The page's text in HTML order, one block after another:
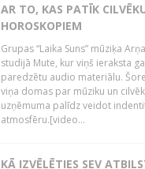
AR TO, KAS PATĪK
HOROSKOPIEM
Grupas “Laika Suns” mūziķa
studijā Mute, kur viņš ieraksta
paredzētu audio materiālu.
viņa domas par mūziku un
uzņēmuma palīdz veidot
atmosfēru.[video...
KĀ IZVĒLĒTIES SEV